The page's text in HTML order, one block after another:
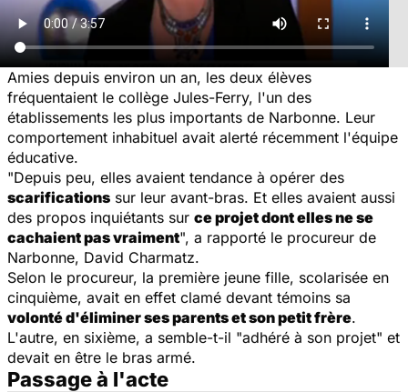
Amies depuis environ un an, les deux élèves
fréquentaient le collège Jules-Ferry, l'un des
établissements les plus importants de Narbonne. Leur
comportement inhabituel avait alerté récemment l'équipe
éducative.
"Depuis peu, elles avaient tendance à opérer des
scarifications sur leur avant-bras. Et elles avaient aussi
des propos inquiétants sur ce projet dont elles ne se
cachaient pas vraiment", a rapporté le procureur de
Narbonne, David Charmatz.
Selon le procureur, la première jeune fille, scolarisée en
cinquième, avait en effet clamé devant témoins sa
volonté d'éliminer ses parents et son petit frère.
L'autre, en sixième, a semble-t-il "adhéré à son projet" et
devait en être le bras armé.
Passage à l'acte